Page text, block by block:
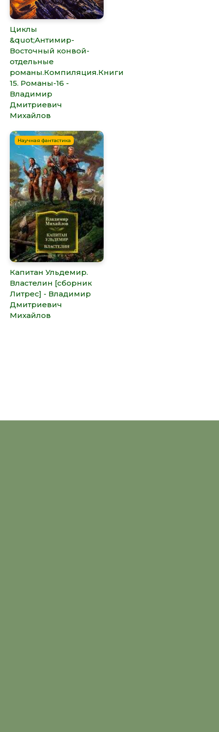
Циклы
&quot;Антимир-
Восточный конвой-
отдельные
романы.Компиляция.Книги
15. Романы-16 -
Владимир
Дмитриевич
Михайлов
Научная фантастика
Капитан Ульдемир.
Властелин [сборник
Литрес] - Владимир
Дмитриевич
Михайлов